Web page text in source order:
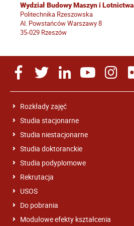
Wydział Budowy Maszyn i Lotnictwa
Politechnika Rzeszowska
Al. Powstańców Warszawy 8
35-029 Rzeszów
Rozkłady zajęć
Studia stacjonarne
Studia niestacjonarne
Studia doktoranckie
Studia podyplomowe
Rekrutacja
USOS
Do pobrania
Modułowe efekty kształcenia